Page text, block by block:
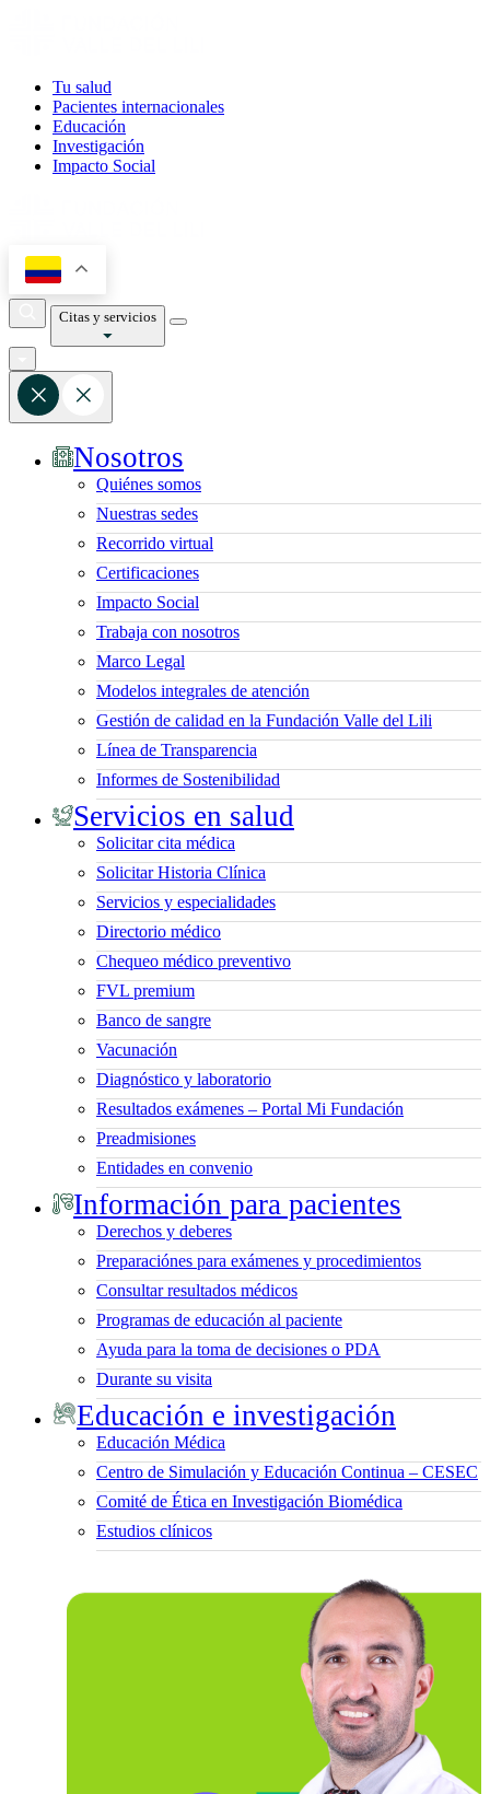
Tu salud
Pacientes internacionales
Educación
Investigación
Impacto Social
Citas y servicios
Nosotros
Quiénes somos
Nuestras sedes
Recorrido virtual
Certificaciones
Impacto Social
Trabaja con nosotros
Marco Legal
Modelos integrales de atención
Gestión de calidad en la Fundación Valle del Lili
Línea de Transparencia
Informes de Sostenibilidad
Servicios en salud
Solicitar cita médica
Solicitar Historia Clínica
Servicios y especialidades
Directorio médico
Chequeo médico preventivo
FVL premium
Banco de sangre
Vacunación
Diagnóstico y laboratorio
Resultados exámenes – Portal Mi Fundación
Preadmisiones
Entidades en convenio
Información para pacientes
Derechos y deberes
Preparaciónes para exámenes y procedimientos
Consultar resultados médicos
Programas de educación al paciente
Ayuda para la toma de decisiones o PDA
Durante su visita
Educación e investigación
Educación Médica
Centro de Simulación y Educación Continua – CESEC
Comité de Ética en Investigación Biomédica
Estudios clínicos